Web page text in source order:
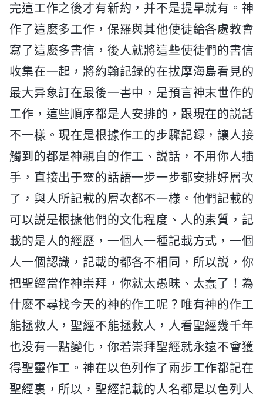
完這工作之後才有新約，并不是提早就有。神
作了這麽多工作，保羅與其他使徒給各處教會
寫了這麽多書信，後人就將這些使徒們的書信
收集在一起，將約翰記録的在拔摩海島看見的
最大异象訂在最後一書中，是預言神末世作的
工作，這些順序都是人安排的，跟現在的説話
不一樣。現在是根據作工的步驟記録，讓人接
觸到的都是神親自的作工、説話，不用你人插
手，直接出于靈的話語一步一步都安排好層次
了，與人所記載的層次都不一樣。他們記載的
可以説是根據他們的文化程度、人的素質，記
載的是人的經歷，一個人一種記載方式，一個
人一個認識，記載的都各不相同，所以説，你
把聖經當作神崇拜，你就太愚昧、太蠢了！為
什麽不尋找今天的神的作工呢？唯有神的作工
能拯救人，聖經不能拯救人，人看聖經幾千年
也没有一點變化，你若崇拜聖經就永遠不會獲
得聖靈作工。神在以色列作了兩步工作都記在
聖經裏，所以，聖經記載的人名都是以色列人